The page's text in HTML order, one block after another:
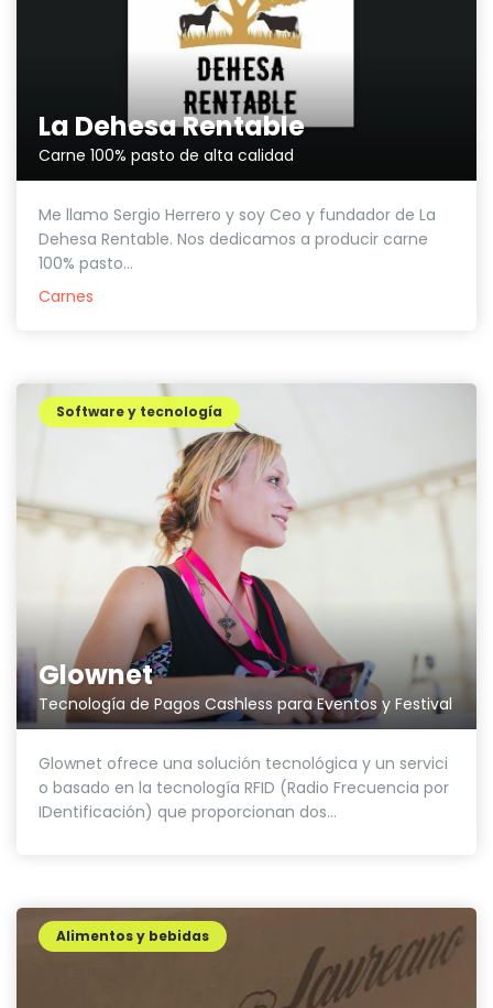
La Dehesa Rentable
Carne 100% pasto de alta calidad
Me llamo Sergio Herrero y soy Ceo y fundador de La
Dehesa Rentable. Nos dedicamos a producir carne
100% pasto...
Carnes
Glownet
Tecnología de Pagos Cashless para Eventos y Festival
Software y tecnología
Glownet ofrece una solución tecnológica y un servici
o basado en la tecnología RFID (Radio Frecuencia por
IDentificación) que proporcionan dos...
Alimentos y bebidas